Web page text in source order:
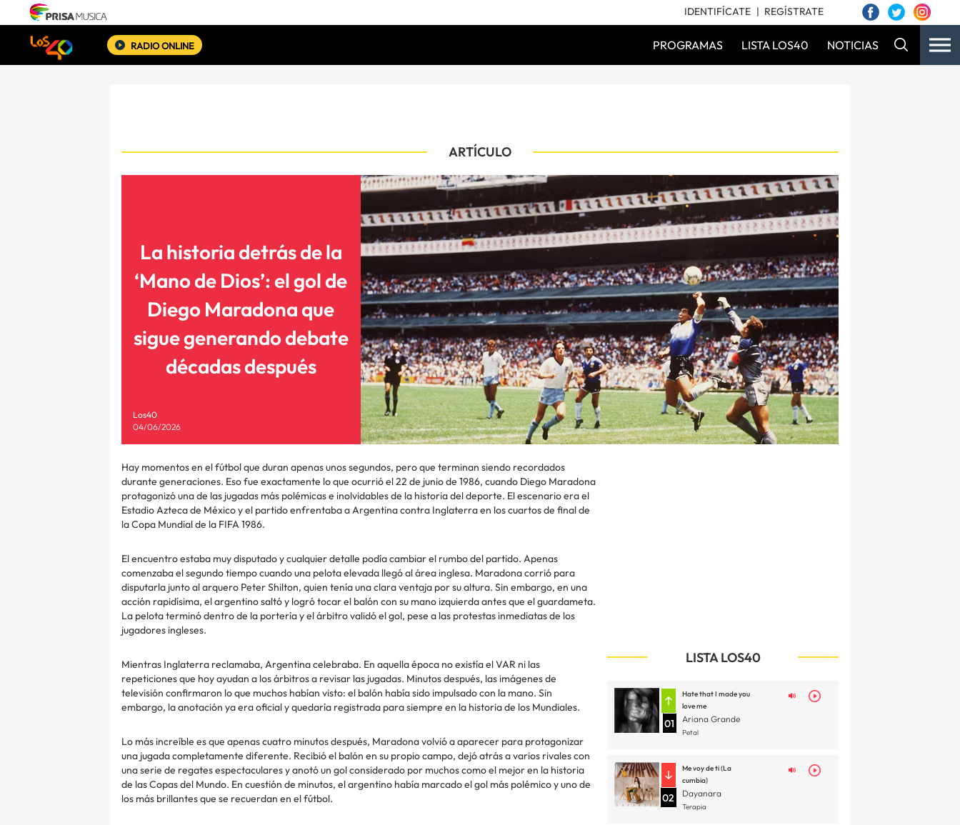
IDENTIFÍCATE REGÍSTRATE
RADIO ONLINE PROGRAMAS LISTA LOS40 NOTICIAS
ARTÍCULO
La historia detrás de la
‘Mano de Dios’: el gol de
Diego Maradona que
sigue generando debate
décadas después
Los40
04/06/2026
Hay momentos en el fútbol que duran apenas unos segundos, pero que terminan siendo recordados
durante generaciones. Eso fue exactamente lo que ocurrió el 22 de junio de 1986, cuando Diego Maradona
protagonizó una de las jugadas más polémicas e inolvidables de la historia del deporte. El escenario era el
Estadio Azteca de México y el partido enfrentaba a Argentina contra Inglaterra en los cuartos de final de
la Copa Mundial de la FIFA 1986.
El encuentro estaba muy disputado y cualquier detalle podía cambiar el rumbo del partido. Apenas
comenzaba el segundo tiempo cuando una pelota elevada llegó al área inglesa. Maradona corrió para
disputarla junto al arquero Peter Shilton, quien tenía una clara ventaja por su altura. Sin embargo, en una
acción rapidísima, el argentino saltó y logró tocar el balón con su mano izquierda antes que el guardameta.
La pelota terminó dentro de la portería y el árbitro validó el gol, pese a las protestas inmediatas de los
jugadores ingleses.
Mientras Inglaterra reclamaba, Argentina celebraba. En aquella época no existía el VAR ni las
repeticiones que hoy ayudan a los árbitros a revisar las jugadas. Minutos después, las imágenes de
televisión confirmaron lo que muchos habían visto: el balón había sido impulsado con la mano. Sin
embargo, la anotación ya era oficial y quedaría registrada para siempre en la historia de los Mundiales.
Lo más increíble es que apenas cuatro minutos después, Maradona volvió a aparecer para protagonizar
una jugada completamente diferente. Recibió el balón en su propio campo, dejó atrás a varios rivales con
una serie de regates espectaculares y anotó un gol considerado por muchos como el mejor en la historia
de las Copas del Mundo. En cuestión de minutos, el argentino había marcado el gol más polémico y uno de
los más brillantes que se recuerdan en el fútbol.
LISTA LOS40
01
Hate that I made you
love me
Ariana Grande
Petal
02
Me voy de ti (La
cumbia)
Dayanara
Terapia